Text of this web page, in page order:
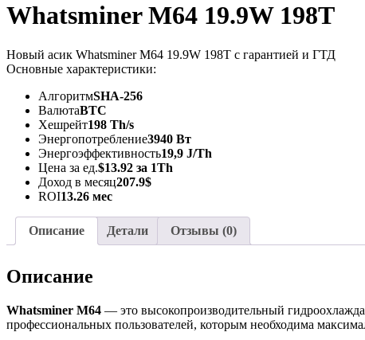
Whatsminer M64 19.9W 198T
Новый асик Whatsminer M64 19.9W 198T с гарантией и ГТД
Основные характеристики:
АлгоритмSHA-256
ВалютаBTC
Хешрейт198 Th/s
Энергопотребление3940 Вт
Энергоэффективность19,9 J/Th
Цена за ед.$13.92 за 1Th
Доход в месяц207.9$
ROI13.26 мес
Описание Детали Отзывы (0)
Описание
Whatsminer M64 — это высокопроизводительный
профессиональных пользователей, которым необходима